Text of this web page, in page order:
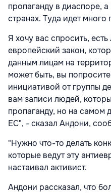
пропаганду в диаспоре,
странах. Туда идет много
Я хочу вас спросить,
европейский закон,
данным лицам на
может быть, вы
инициативой от группы
вам записи людей,
пропаганду, но на самом
ЕС", - сказал Андони,
"Нужно что-то делать
которые ведут эту
настаивал активист.
Андони рассказал, что